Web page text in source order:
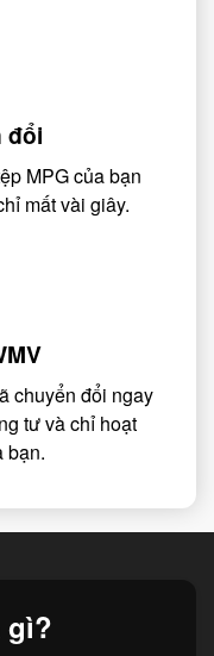
đổi
MPG của bạn
mất vài giây.
chuyển đổi ngay
tư và chỉ hoạt
bạn.
gì?